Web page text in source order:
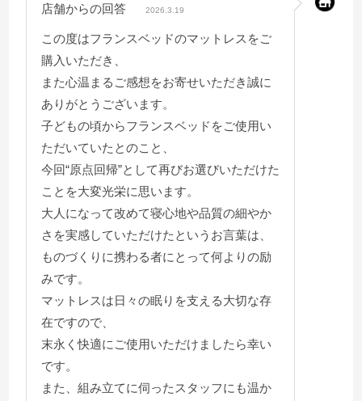
改めて感じました。
マットレスの寿命もあるかと思いますが
大切に末永く使っていきたいと思います。
組み立てに来てくださった業者さんも
感じの良い方で全てに満足です。
ありがとうございました。
店舗からの回答 2026.3.19
この度はフランスベッドのマットレスをご
購入いただき、
また心温まるご感想をお寄せいただき誠に
ありがとうございます。
子どもの頃からフランスベッドをご使用い
ただいていたとのこと、
今回“原点回帰”として再びお選びいただけた
ことを大変光栄に思います。
大人になって改めて寝心地や品質の細やか
さを実感していただけたというお言葉は、
ものづくりに携わる者にとって何よりの励
みです。
マットレスは日々の眠りを支える大切な存
在ですので、
末永く快適にご使用いただけましたら幸い
です。
また、組み立てに伺ったスタッフにも温か